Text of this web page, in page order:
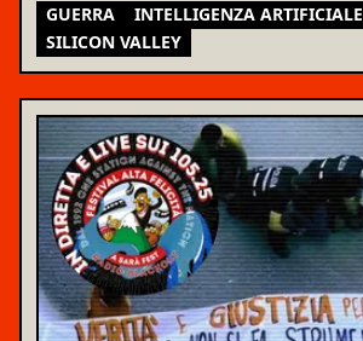
GUERRA
INTELLIGENZA ARTIFICIALE
SILICON VALLEY